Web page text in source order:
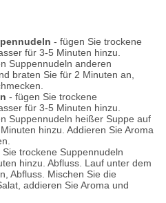
- fügen Sie trockene
für 3-5 Minuten hinzu.
Suppennudeln anderen
braten Sie für 2 Minuten an,
- fügen Sie trockene
für 3-5 Minuten hinzu.
Suppennudeln heißer Suppe auf
hinzu. Addieren Sie Aroma
trockene Suppennudeln
hinzu. Abfluss. Lauf unter dem
Abfluss. Mischen Sie die
addieren Sie Aroma und